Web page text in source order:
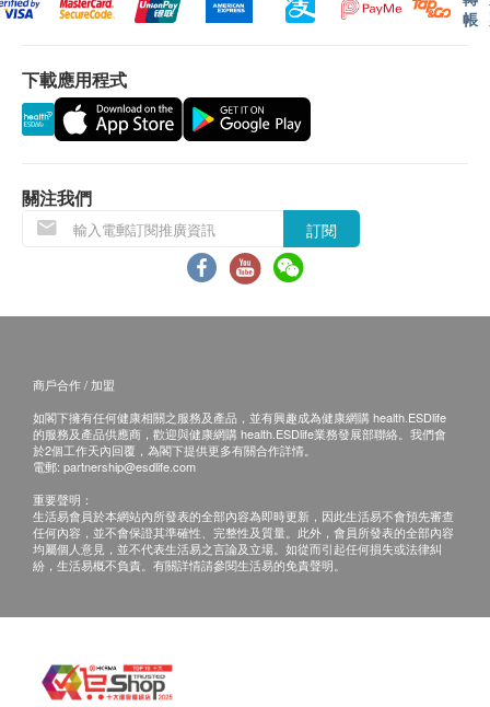
如有其他損壞或遺漏查詢，顧客必須保留有效收據正
Health Limited 客戶服務部跟進。
電郵: enquiry@sing-health.com
帳
下載應用程式
關注我們
訂閱
商戶合作 / 加盟
如閣下擁有任何健康相關之服務及產品，並有興趣成為健康網購 health.ESDlife
的服務及產品供應商，歡迎與健康網購 health.ESDlife業務發展部聯絡。我們會
於2個工作天內回覆，為閣下提供更多有關合作詳情。
電郵: partnership@esdlife.com
重要聲明：
生活易會員於本網站內所發表的全部內容為即時更新，因此生活易不會預先審查
任何內容，並不會保證其準確性、完整性及質量。此外，會員所發表的全部內容
均屬個人意見，並不代表生活易之言論及立場。如從而引起任何損失或法律糾
紛，生活易概不負責。有關詳情請參閱生活易的免責聲明。